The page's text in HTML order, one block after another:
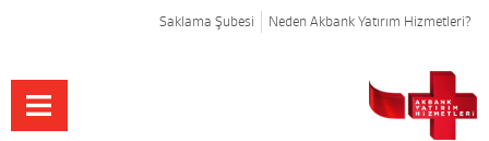
Saklama Şubesi Neden Akbank Yatırım Hizmetleri?